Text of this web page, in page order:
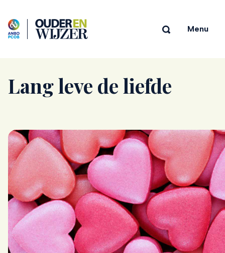
Menu
Lang leve de liefde